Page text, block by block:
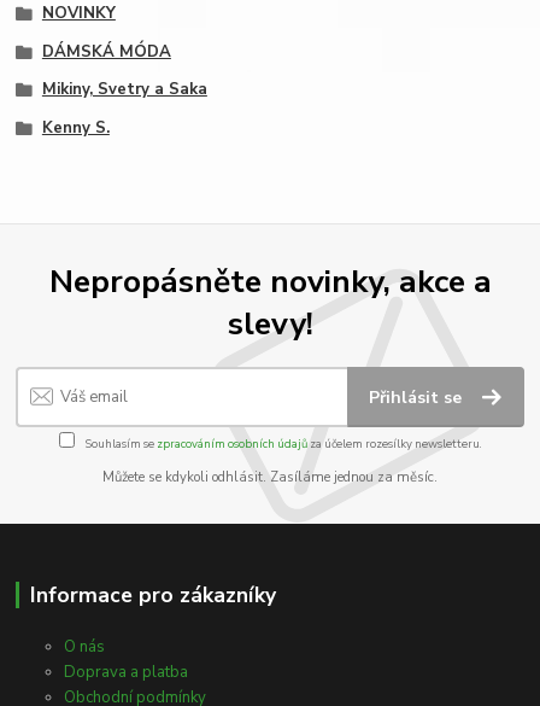
NOVINKY
DÁMSKÁ MÓDA
Mikiny, Svetry a Saka
Kenny S.
Nepropásněte novinky, akce a
slevy!
Přihlásit se
Souhlasím se zpracováním osobních údajůza účelem rozesílky newsletteru.
Můžete se kdykoli odhlásit. Zasíláme jednou za měsíc.
Informace pro zákazníky
O nás
Doprava a platba
Obchodní podmínky